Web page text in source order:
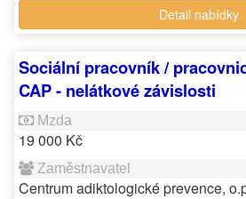
Detail nabídky
Sociální pracovník /
CAP - nelátkové závislosti
19 000 Kč
Centrum adiktologické prevence,